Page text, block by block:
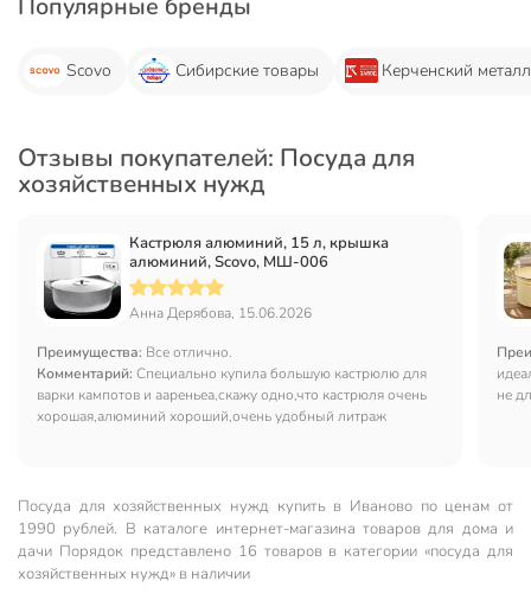
Популярные бренды
Scovo Сибирские товары Керченский
Отзывы покупателей: Посуда для
хозяйственных нужд
Кастрюля алюминий, 15 л, крышка
алюминий, Scovo, МШ-006
Анна Дерябова, 15.06.2026
Преимущества: Все отлично.
Комментарий: Специально купила большую кастрюлю для
варки кампотов и аареньеа,скажу одно,что кастрюля очень
хорошая,алюминий хороший,очень удобный литраж
не
Посуда для хозяйственных нужд купить в Иваново по ценам от
1990 рублей. В каталоге интернет-магазина товаров для дома и
дачи Порядок представлено 16 товаров в категории «посуда для
хозяйственных нужд» в наличии